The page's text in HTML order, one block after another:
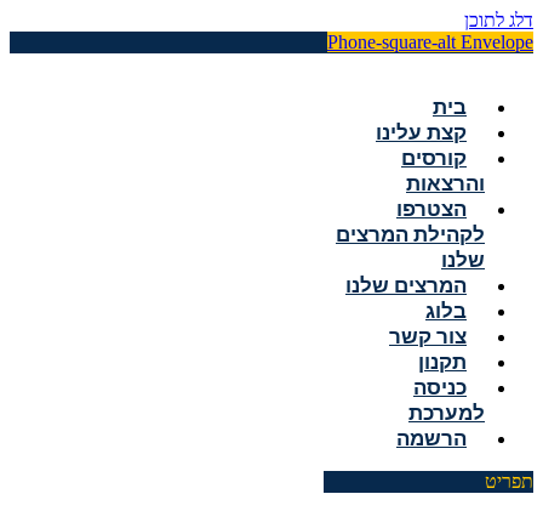
דלג לתוכן
Phone-square-alt Envelope
בית
קצת עלינו
קורסים
והרצאות
הצטרפו
לקהילת המרצים
שלנו
המרצים שלנו
בלוג
צור קשר
תקנון
כניסה
למערכת
הרשמה
תפריט